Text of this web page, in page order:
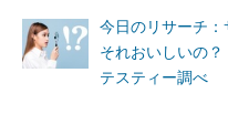
今日のリサーチ
それおいしいの
テスティー調べ